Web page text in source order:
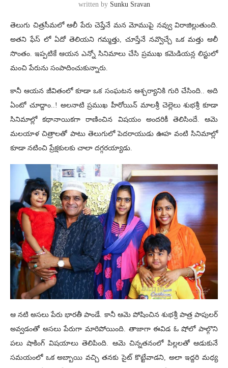
written by Sunku Sravan
తెలుగు చిత్రసీమలో ఆలీ పేరు చెప్తేనే మన మోముపై నవ్వు విరాజిల్లుతుంది.
అతని ఫేస్ లో ఏదో తెలియని గమ్మత్తు, చూస్తేనే నవ్వొచ్చే ఒక మత్తు ఆలీ
సొంతం. ఇప్పటికే ఆయన ఎన్నో సినిమాలు చేసి ప్రముఖ కమెడియన్ల లిస్టులో
మంచి పేరును సంపాదించుకున్నారు.
కానీ ఆయన జీవితంలో కూడా ఒక సంఘటన ఆశ్చర్యానికి గురి చేసింది.. అది
ఏంటో చూద్దాం..! అలనాటి ప్రముఖ హీరోయిన్ మాలశ్రీ చెల్లెలు శుభశ్రీ కూడా
సినిమాల్లో కథానాయికగా రాణించిన విషయం అందరికీ తెలిసిందే. ఆమె
మలయాళ చిత్రాలతో పాటు తెలుగులో పెదరాయుడు ఊహ వంటి సినిమాల్లో
కూడా నటించి ప్రేక్షకులకు చాలా దగ్గరయ్యాడు.
ఆ నటి అసలు పేరు భారతీ పాండే. కానీ ఆమె పోషించిన శుభశ్రీ పాత్ర పాపులర్
అవ్వడంతో అసలు పేరుగా మారిపోయింది. తాజాగా ఈవిడ ఓ షోలో పాల్గొని
పలు షాకింగ్ విషయాలు తెలిపింది. ఆమె చిన్నతనంలో పిల్లలతో ఆడుకునే
సమయంలో ఒక అబ్బాయి వచ్చి తనకు సైట్ కొట్టేవాడని, అలా ఇద్దరి మధ్య